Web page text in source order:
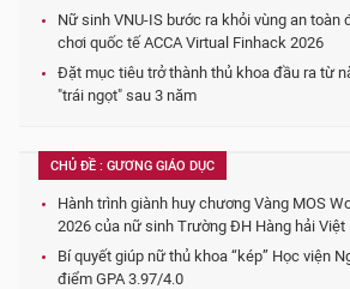
Nữ sinh VNU-IS bước ra khỏi vùng an toàn
chơi quốc tế ACCA Virtual Finhack 2026
Đặt mục tiêu trở thành thủ khoa đầu ra từ
"trái ngọt" sau 3 năm
CHỦ ĐỀ : GƯƠNG GIÁO DỤC
Hành trình giành huy chương Vàng MOS
2026 của nữ sinh Trường ĐH Hàng hải Việt
Bí quyết giúp nữ thủ khoa “kép” Học viện
điểm GPA 3.97/4.0